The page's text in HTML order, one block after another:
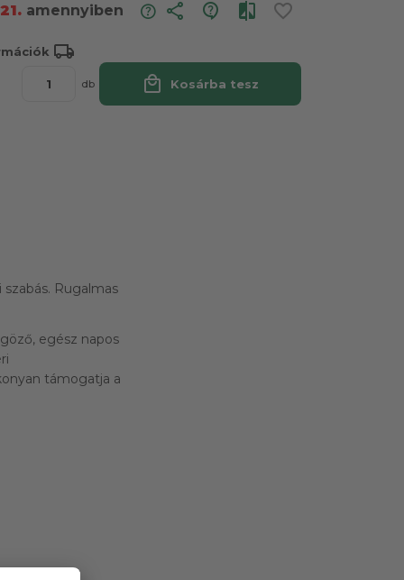
amennyiben
share
local_shipping
db local_mall Kosárba tesz
Rugalmas
egész napos
támogatja a